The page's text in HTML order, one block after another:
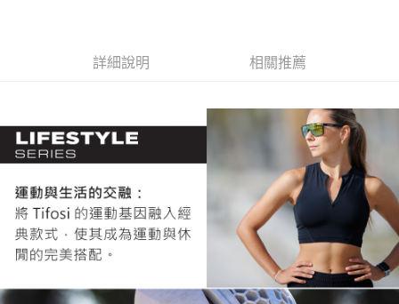
是否繳費成功／繳費後需取消欲退款等相關疑問，請聯繫「AFTEE先享後付
客戶支援中心」 https://netprotections.freshdesk.com/support/home
１．透過由恩沛科技股份有限公司提供之「AFTEE先享後付」服務完成之交
易，需依本服務之必要範圍內提供個人資料，並將交易相關給付款項請求債
權轉讓予恩沛科技股份有限公司。
２．關於個人資料處理事宜，請瀏覽以下網址：
https://aftee.tw/terms/#terms3
３．未成年的使用者請事先徵得法定代理人或監護人之同意方可使用
「AFTEE先享後付」，若未經同意申辦者引起之損失，本公司不負相關責
任。
４．使用「AFTEE先享後付」時，將依據個別帳號之用戶狀況，依本公司即
時審查核予不同之上限額度；若仍有額度不足之情形，本公司將視審查結果
５．嚴禁一人註冊多個帳號或使用他人資訊註冊。若發現惡意使用之情形，
貨到付款
每筆NT$130，滿NT$3,000(含以上)免運費
詳細說明 相關推薦